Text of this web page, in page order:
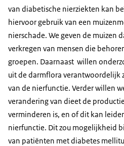
van diabetische nierziekten kan
hiervoor gebruik van een
nierschade. We geven de muizen
verkregen van mensen die
groepen. Daarnaast willen
uit de darmflora verantwoordelijk
van de nierfunctie. Verder willen
verandering van dieet de
verminderen is, en of dit kan
nierfunctie. Dit zou mogelijkheid
van patiënten met diabetes